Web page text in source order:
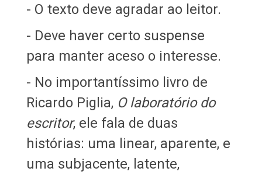
- O texto deve agradar ao leitor.
- Deve haver certo suspense
para manter aceso o interesse.
- No importantíssimo livro de
Ricardo Piglia, O laboratório do
escritor, ele fala de duas
histórias: uma linear, aparente, e
uma subjacente, latente,